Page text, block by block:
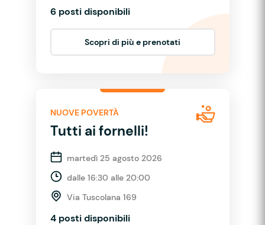
6 posti disponibili
Scopri di più e prenotati
NUOVE POVERTÀ
Tutti ai fornelli!
martedì 25 agosto 2026
dalle 16:30 alle 20:00
Via Tuscolana 169
4 posti disponibili